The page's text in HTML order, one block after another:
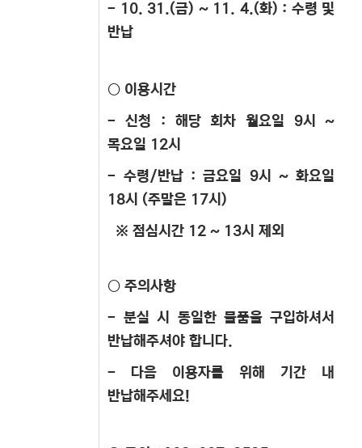
- 10. 31.(금) ~ 11. 4.(화) : 수령 및
반납
○ 이용시간
- 신청 : 해당 회차 월요일 9시 ~
목요일 12시
- 수령/반납 : 금요일 9시 ~ 화요일
18시 (주말은 17시)
※ 점심시간 12 ~ 13시 제외
○ 주의사항
- 분실 시 동일한 물품을 구입하셔서
반납해주셔야 합니다.
- 다음 이용자를 위해 기간 내
반납해주세요!